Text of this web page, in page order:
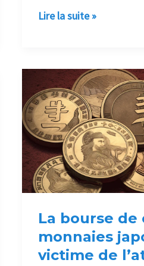
Lire la suite »
La bourse de
monnaies
victime de
La
bourse
de
crypto-
monnaies
japonaise
est
victime
l’attaque
de
la
porte